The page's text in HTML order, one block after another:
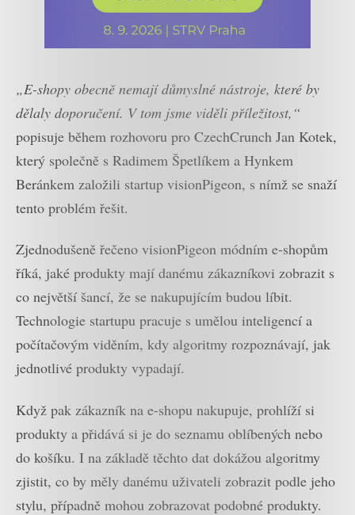
„E-shopy obecně nemají důmyslné nástroje, které by
dělaly doporučení. V tom jsme viděli příležitost,“
popisuje během rozhovoru pro CzechCrunch Jan Kotek,
který společně s Radimem Špetlíkem a Hynkem
Beránkem založili startup visionPigeon, s nímž se snaží
tento problém řešit.
Zjednodušeně řečeno visionPigeon módním e-shopům
říká, jaké produkty mají danému zákazníkovi zobrazit s
co největší šancí, že se nakupujícím budou líbit.
Technologie startupu pracuje s umělou inteligencí a
počítačovým viděním, kdy algoritmy rozpoznávají, jak
jednotlivé produkty vypadají.
Když pak zákazník na e-shopu nakupuje, prohlíží si
produkty a přidává si je do seznamu oblíbených nebo
do košíku. I na základě těchto dat dokážou algoritmy
zjistit, co by měly danému uživateli zobrazit podle jeho
stylu, případně mohou zobrazovat podobné produkty.